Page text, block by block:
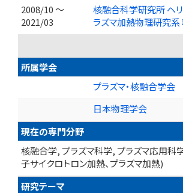
2008/10 ～
2021/03
核融合科学研究所 ヘ
ラズマ加熱物理研究系
所属学会
プラズマ・核融合学会
日本物理学会
現在の専門分野
核融合学, プラズマ科学, プラズマ応用科
子サイクロトロン加熱、プラズマ加熱)
研究テーマ